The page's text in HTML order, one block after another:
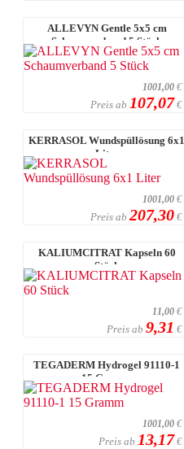
ALLEVYN Gentle 5x5 cm
Schaumverband 5 Stück
1001,00 €
Preis ab 107,07 €
KERRASOL Wundspüllösung 6x1
Liter
1001,00 €
Preis ab 207,30 €
KALIUMCITRAT Kapseln 60
Stück
11,00 €
Preis ab 9,31 €
TEGADERM Hydrogel 91110-1
15 Gramm
1001,00 €
Preis ab 13,17 €